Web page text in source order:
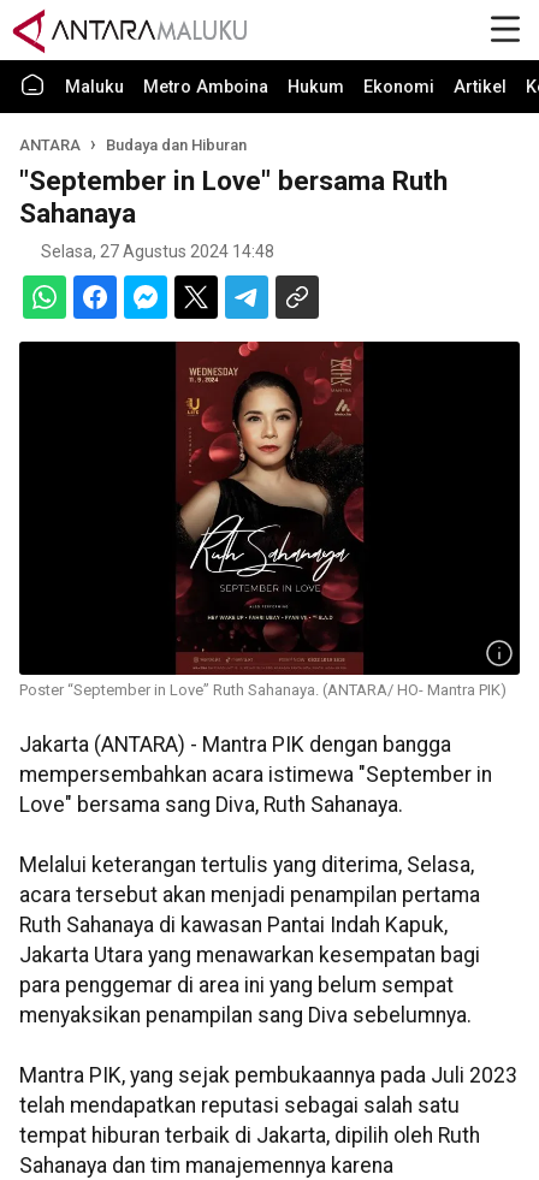
Maluku Metro Amboina Hukum Ekonomi Artikel
ANTARA Budaya dan Hiburan
"September in Love" bersama Ruth
Sahanaya
Selasa, 27 Agustus 2024 14:48
Poster “September in Love” Ruth Sahanaya. (ANTARA/ HO- Mantra PIK)
Jakarta (ANTARA) - Mantra PIK dengan bangga
mempersembahkan acara istimewa "September in
Love" bersama sang Diva, Ruth Sahanaya.
Melalui keterangan tertulis yang diterima, Selasa,
acara tersebut akan menjadi penampilan pertama
Ruth Sahanaya di kawasan Pantai Indah Kapuk,
Jakarta Utara yang menawarkan kesempatan bagi
para penggemar di area ini yang belum sempat
menyaksikan penampilan sang Diva sebelumnya.
Mantra PIK, yang sejak pembukaannya pada Juli 2023
telah mendapatkan reputasi sebagai salah satu
tempat hiburan terbaik di Jakarta, dipilih oleh Ruth
Sahanaya dan tim manajemennya karena